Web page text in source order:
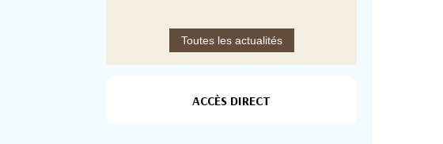
Toutes les actualités
ACCÈS DIRECT